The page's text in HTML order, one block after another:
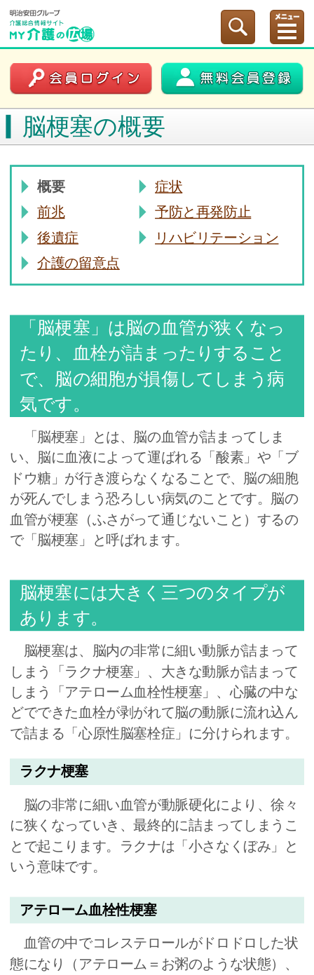
脳梗塞の概要
概要 症状
前兆
予防と再発防止
後遺症
リハビリテーション
介護の留意点
「脳梗塞」は脳の血管が狭くなっ
たり、血栓が詰まったりすること
で、脳の細胞が損傷してしまう病
気です。
「脳梗塞」とは、脳の血管が詰まってしま
い、脳に血液によって運ばれる「酸素」や「ブ
ドウ糖」が行き渡らなくなることで、脳の細胞
が死んでしまう恐ろしい病気のことです。脳の
血管が梗塞（ふさがって通じないこと）するの
で「脳梗塞」と呼ばれます。
脳梗塞には大きく三つのタイプが
あります。
脳梗塞は、脳内の非常に細い動脈が詰まって
しまう「ラクナ梗塞」、大きな動脈が詰まって
しまう「アテローム血栓性梗塞」、心臓の中な
どでできた血栓が剥がれて脳の動脈に流れ込ん
で詰まる「心原性脳塞栓症」に分けられます。
ラクナ梗塞
脳の非常に細い血管が動脈硬化により、徐々
に狭くなっていき、最終的に詰まってしまうこ
とで起こります。ラクナは「小さなくぼみ」と
いう意味です。
アテローム血栓性梗塞
血管の中でコレステロールがドロドロした状
態になり（アテローム＝お粥のような状態）、